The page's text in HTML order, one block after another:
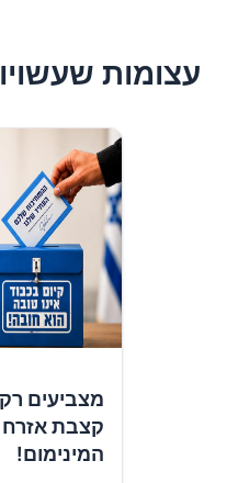
עצומות
מצביעים
קצבת אזרח
המינימום!